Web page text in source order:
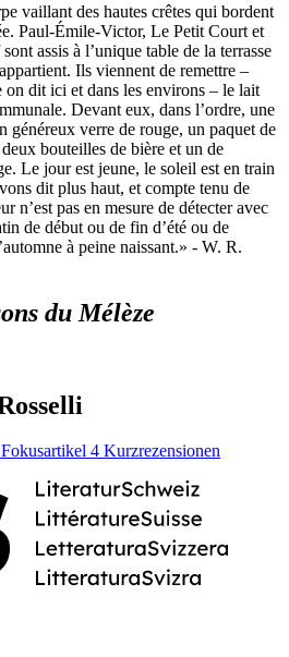
vaillant des hautes crêtes qui bordent
Paul-Émile-Victor, Le Petit Court et
assis à l’unique table de la terrasse
Ils viennent de remettre –
on dit ici et dans les environs – le lait
Devant eux, dans l’ordre, une
généreux verre de rouge, un paquet de
bouteilles de bière et un de
Le jour est jeune, le soleil est en train
dit plus haut, et compte tenu de
n’est pas en mesure de détecter avec
de début ou de fin d’été ou de
à peine naissant.» - W. R.
du Mélèze
4 Kurzrezensionen